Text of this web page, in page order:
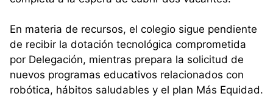
En materia de recursos, el colegio sigue pendiente
de recibir la dotación tecnológica comprometida
por Delegación, mientras prepara la solicitud de
nuevos programas educativos relacionados con
robótica, hábitos saludables y el plan Más Equidad.